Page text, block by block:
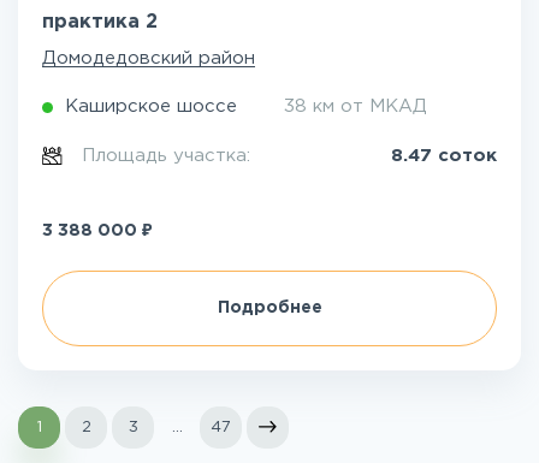
практика 2
Домодедовский район
Каширское шоссе 38 км от МКАД
Площадь участка: 8.47 соток
3 388 000 ₽
Подробнее
1 2 3 47